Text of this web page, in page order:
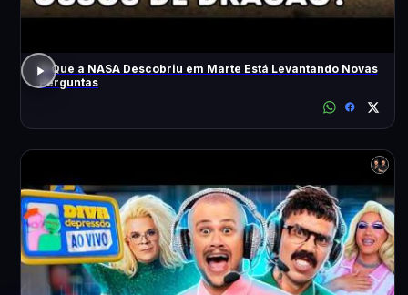
O Que a NASA Descobriu em Marte Está Levantando Novas
Perguntas